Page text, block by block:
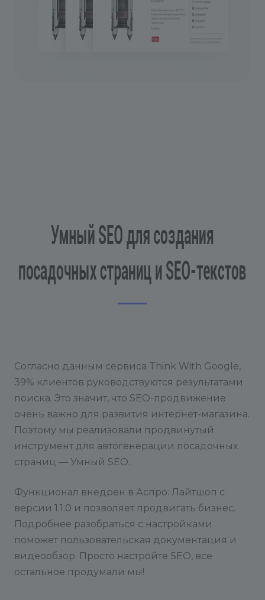
Согласно данным сервиса Think With Google,
39% клиентов руководствуются результатами
поиска. Это значит, что SEO-продвижение
очень важно для развития интернет-магазина.
Поэтому мы реализовали продвинутый
инструмент для автогенерации посадочных
страниц — Умный SEO.
Функционал внедрен в Аспро: Лайтшоп с
версии 1.1.0 и позволяет продвигать бизнес.
Подробнее разобраться с настройками
поможет пользовательская документация и
видеообзор. Просто настройте SEO, все
остальное продумали мы!